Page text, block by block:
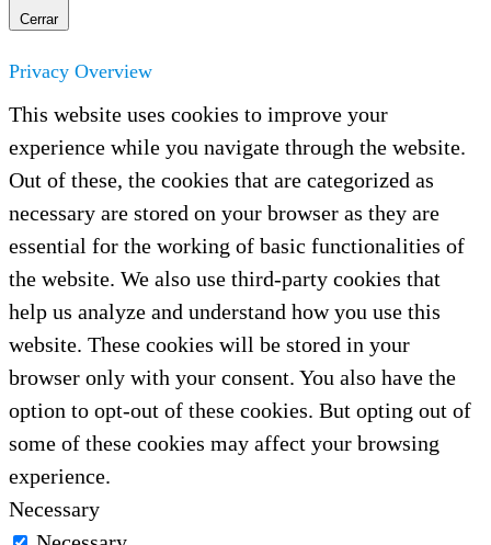
Cerrar
Privacy Overview
This website uses cookies to improve your
experience while you navigate through the website.
Out of these, the cookies that are categorized as
necessary are stored on your browser as they are
essential for the working of basic functionalities of
the website. We also use third-party cookies that
help us analyze and understand how you use this
website. These cookies will be stored in your
browser only with your consent. You also have the
option to opt-out of these cookies. But opting out of
some of these cookies may affect your browsing
experience.
Necessary